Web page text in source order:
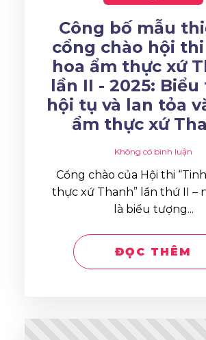
Công bố mẫu
cổng chào hội
hoa ẩm thực xứ
lần II - 2025:
hội tụ và lan tỏa
ẩm thực xứ
Không có bình luận
Cổng chào của Hội thi
thực xứ Thanh” lần thứ II –
là biểu tượng...
ĐỌC THÊM